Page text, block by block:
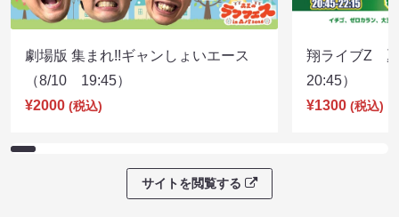
劇場版 集まれ!!ギャンしょいエース
（8/10 19:45）
¥2000 (税込)
翔ライブZ
20:45）
¥1300 (税込)
サイトを閲覧する